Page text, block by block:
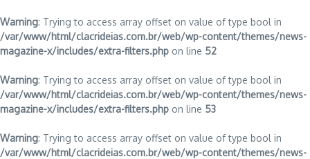
Warning: Trying to access array offset on value of type bool in
/var/www/html/clacrideias.com.br/web/wp-content/themes/news-
magazine-x/includes/extra-filters.php on line 52
Warning: Trying to access array offset on value of type bool in
/var/www/html/clacrideias.com.br/web/wp-content/themes/news-
magazine-x/includes/extra-filters.php on line 53
Warning: Trying to access array offset on value of type bool in
/var/www/html/clacrideias.com.br/web/wp-content/themes/news-